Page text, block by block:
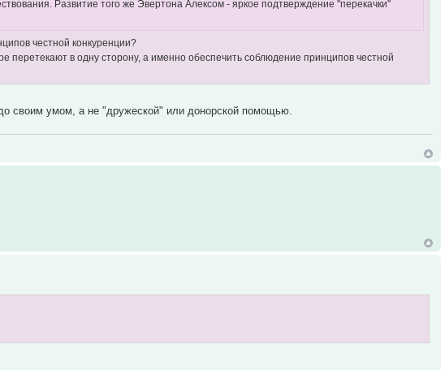
Развитие того же Эвертона Алексом - яркое подтверждение "перекачки"
честной конкуренции?
перетекают в одну сторону, а именно обеспечить соблюдение принципов честной
своим умом, а не "дружеской" или донорской помощью.